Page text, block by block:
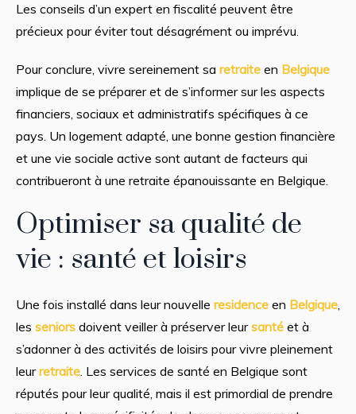
Les conseils d’un expert en fiscalité peuvent être
précieux pour éviter tout désagrément ou imprévu.
Pour conclure, vivre sereinement sa retraite en Belgique
implique de se préparer et de s’informer sur les aspects
financiers, sociaux et administratifs spécifiques à ce
pays. Un logement adapté, une bonne gestion financière
et une vie sociale active sont autant de facteurs qui
contribueront à une retraite épanouissante en Belgique.
Optimiser sa qualité de
vie : santé et loisirs
Une fois installé dans leur nouvelle residence en Belgique,
les seniors doivent veiller à préserver leursanté et à
s’adonner à des activités de loisirs pour vivre pleinement
leurretraite. Les services de santé en Belgique sont
réputés pour leur qualité, mais il est primordial de prendre